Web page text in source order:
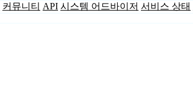
커뮤니티 API 시스템 어드바이저 서비스 상태